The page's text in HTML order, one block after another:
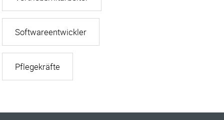
Softwareentwickler
Pflegekräfte